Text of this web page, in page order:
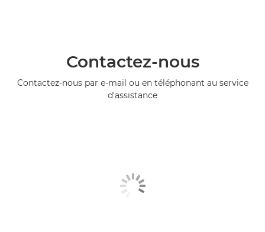
Contactez-nous
Contactez-nous par e-mail ou en téléphonant au service
d'assistance